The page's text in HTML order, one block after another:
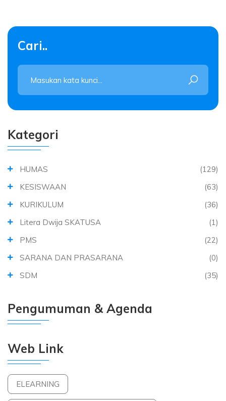
Cari..
Kategori
HUMAS
(129)
KESISWAAN
(63)
KURIKULUM
(36)
Litera Dwija SKATUSA
(1)
PMS
(22)
SARANA DAN PRASARANA
(0)
SDM
(35)
Pengumuman & Agenda
Web Link
ELEARNING